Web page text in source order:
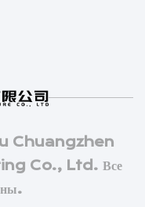
Chuangzhen
Co., Ltd. Все